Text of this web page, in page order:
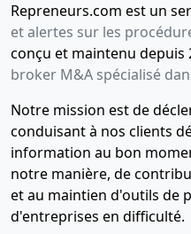
Repreneurs.com est un
et alertes sur les
conçu et maintenu depuis
broker M&A spécialisé
Notre mission est de
conduisant à nos clients
information au bon
notre manière, de
et au maintien d'outils de
d'entreprises en difficulté.